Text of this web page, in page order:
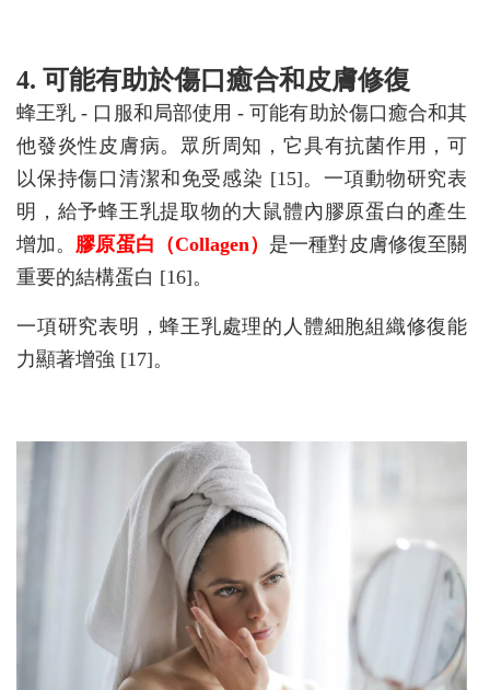
4. 可能有助於傷口癒合和皮膚修復
蜂王乳 - 口服和局部使用 - 可能有助於傷口癒合和其
他發炎性皮膚病。眾所周知，它具有抗菌作用，可
以保持傷口清潔和免受感染 [15]。一項動物研究表
明，給予蜂王乳提取物的大鼠體內膠原蛋白的產生
增加。 膠原蛋白（Collagen） 是一種對皮膚修復至關
重要的結構蛋白 [16]。
一項研究表明，蜂王乳處理的人體細胞組織修復能
力顯著增強 [17]。